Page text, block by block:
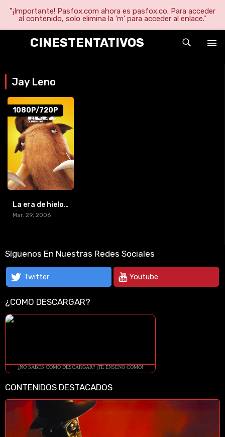
"¡Importante! Pasfox.com ahora es pasfox.co. Para acceder
al contenido, solo elimina la 'm' para acceder al enlace."
CINESTENTATIVOS
Jay Leno
1080P/720P
La era de hielo 2: El deshielo (2006) [BR-RIP] [HD-1080p]
Mar. 29, 2006
Síguenos En Nuestras Redes Sociales
Twitter Youtube
¿COMO DESCARGAR?
¿NO SABES COMO DESCARGAR? ¡TE ENSEÑO COMO!
CONTENIDOS DESTACADOS